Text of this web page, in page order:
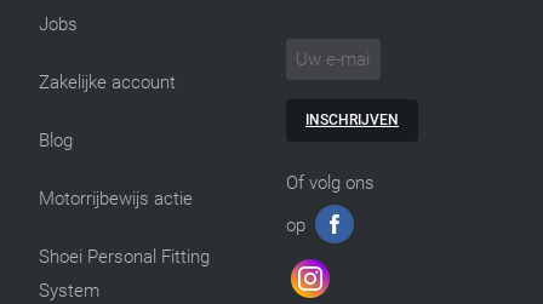
Jobs
Zakelijke account
Blog
Motorrijbewijs actie
Shoei Personal Fitting
System
INSCHRIJVEN
Of volg ons
op